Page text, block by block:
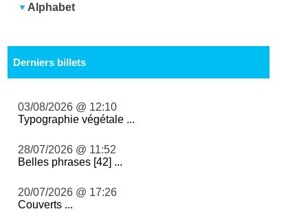
Alphabet
Derniers billets
03/08/2026 @ 12:10
Typographie végétale ...
28/07/2026 @ 11:52
Belles phrases [42] ...
20/07/2026 @ 17:26
Couverts ...